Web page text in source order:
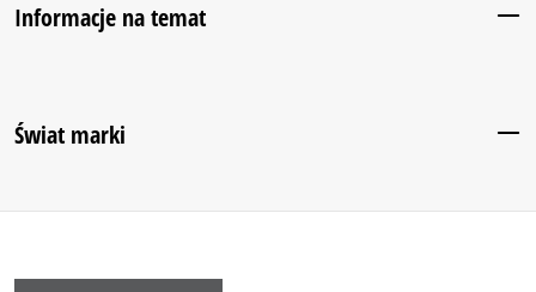
Informacje na temat
Świat marki